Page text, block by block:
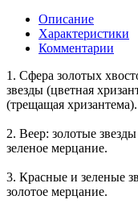
Описание
Характеристики
Комментарии
1. Сфера золотых
звезды (цветная
(трещащая хризантема).
2. Веер: золотые
зеленое мерцание.
3. Красные и зеленые
золотое мерцание.